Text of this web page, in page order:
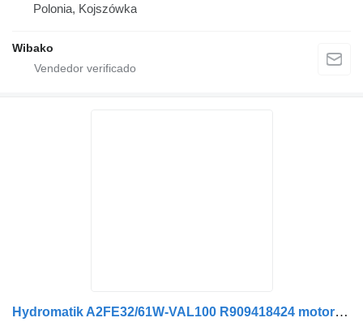
Polonia, Kojszówka
Wibako
Hydromatik A2FE32/61W-VAL100 R909418424 motor hidráulico